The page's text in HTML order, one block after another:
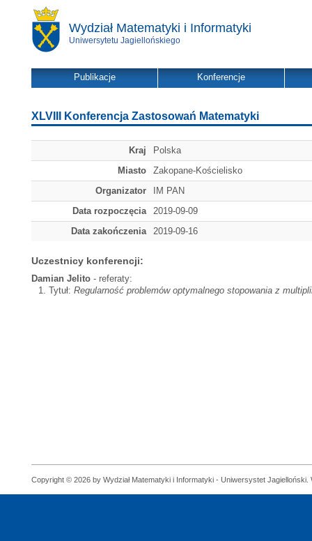
Wydział Matematyki i Informatyki
Uniwersytetu Jagiellońskiego
Publikacje Konferencje
XLVIII Konferencja Zastosowań Matematyki
Kraj
Polska
Miasto
Zakopane-Kościelisko
Organizator
IM PAN
Data rozpoczęcia
2019-09-09
Data zakończenia
2019-09-16
Uczestnicy konferencji:
Damian Jelito - referaty:
Tytuł: Regularność problemów optymalnego stopowania z
Copyright © 2026 by Wydział Matematyki i Informatyki - Uniwersystet